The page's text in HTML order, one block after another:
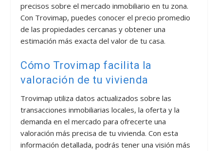
precisos sobre el mercado inmobiliario en tu zona.
Con Trovimap, puedes conocer el precio promedio
de las propiedades cercanas y obtener una
estimación más exacta del valor de tu casa.
Cómo Trovimap facilita la
valoración de tu vivienda
Trovimap utiliza datos actualizados sobre las
transacciones inmobiliarias locales, la oferta y la
demanda en el mercado para ofrecerte una
valoración más precisa de tu vivienda. Con esta
información detallada, podrás tener una visión más